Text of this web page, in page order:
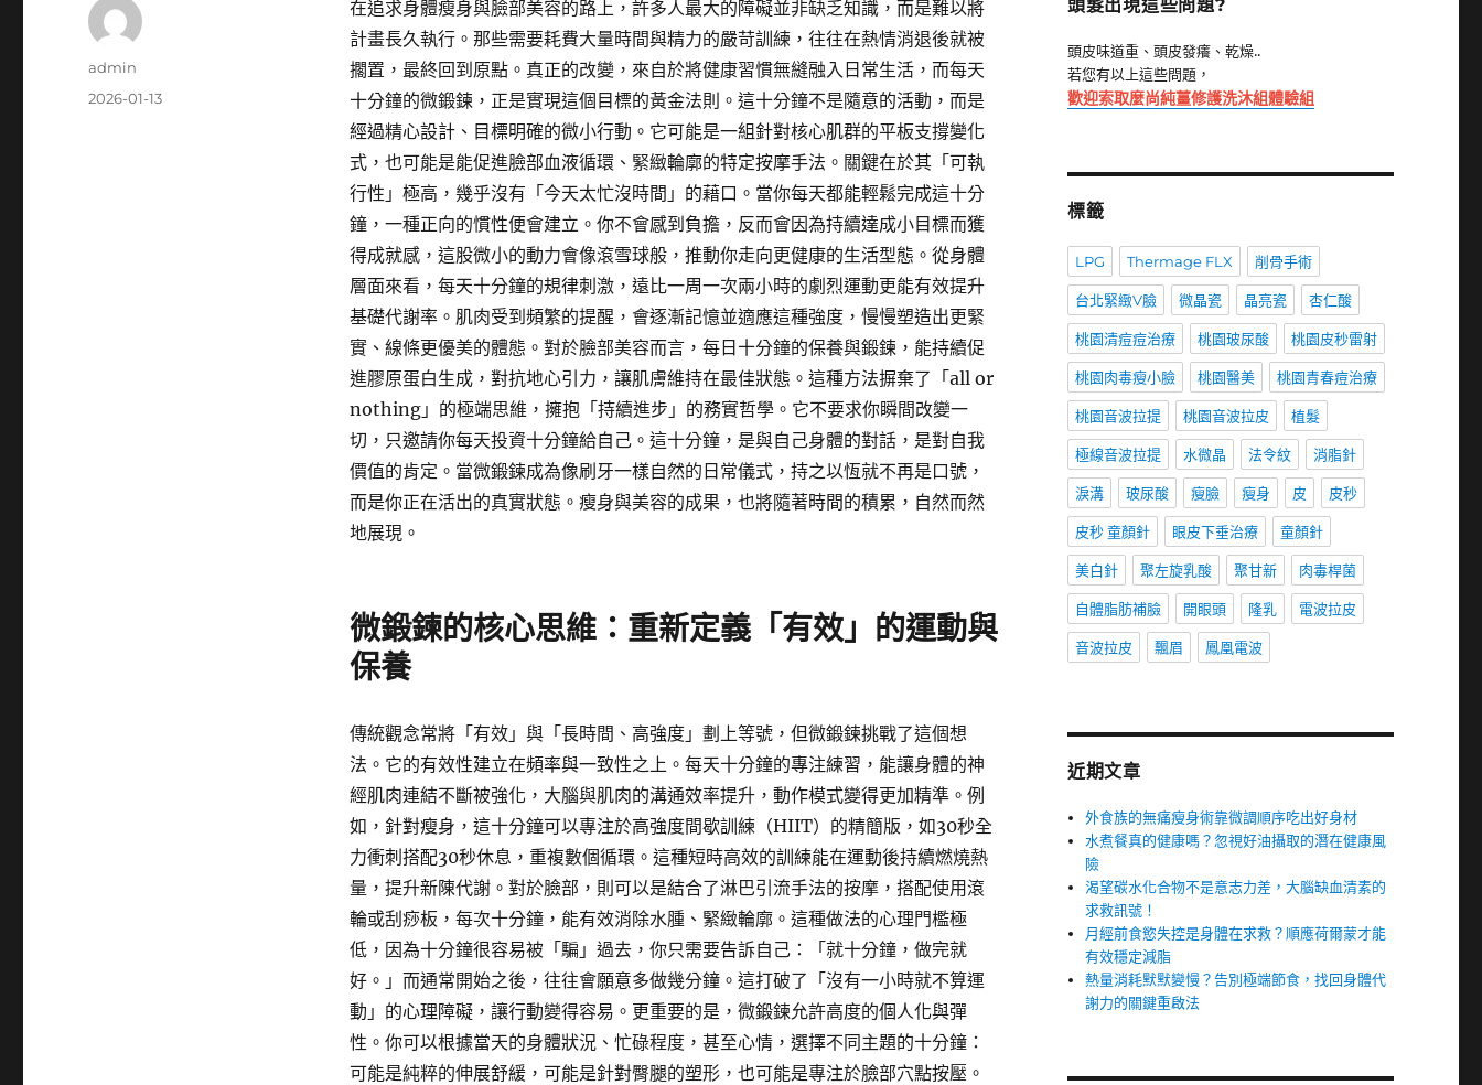
在追求身體瘦身與臉部美容的路上，許多人最大的障礙並非缺乏知識，而是難以將
計畫長久執行。那些需要耗費大量時間與精力的嚴苛訓練，往往在熱情消退後就被
擱置，最終回到原點。真正的改變，來自於將健康習慣無縫融入日常生活，而每天
十分鐘的微鍛鍊，正是實現這個目標的黃金法則。這十分鐘不是隨意的活動，而是
經過精心設計、目標明確的微小行動。它可能是一組針對核心肌群的平板支撐變化
式，也可能是能促進臉部血液循環、緊緻輪廓的特定按摩手法。關鍵在於其「可執
行性」極高，幾乎沒有「今天太忙沒時間」的藉口。當你每天都能輕鬆完成這十分
鐘，一種正向的慣性便會建立。你不會感到負擔，反而會因為持續達成小目標而獲
得成就感，這股微小的動力會像滾雪球般，推動你走向更健康的生活型態。從身體
層面來看，每天十分鐘的規律刺激，遠比一周一次兩小時的劇烈運動更能有效提升
基礎代謝率。肌肉受到頻繁的提醒，會逐漸記憶並適應這種強度，慢慢塑造出更緊
實、線條更優美的體態。對於臉部美容而言，每日十分鐘的保養與鍛鍊，能持續促
進膠原蛋白生成，對抗地心引力，讓肌膚維持在最佳狀態。這種方法摒棄了「all or
nothing」的極端思維，擁抱「持續進步」的務實哲學。它不要求你瞬間改變一
切，只邀請你每天投資十分鐘給自己。這十分鐘，是與自己身體的對話，是對自我
價值的肯定。當微鍛鍊成為像刷牙一樣自然的日常儀式，持之以恆就不再是口號，
而是你正在活出的真實狀態。瘦身與美容的成果，也將隨著時間的積累，自然而然
地展現。
微鍛鍊的核心思維：重新定義「有效」的運動與
保養
傳統觀念常將「有效」與「長時間、高強度」劃上等號，但微鍛鍊挑戰了這個想
法。它的有效性建立在頻率與一致性之上。每天十分鐘的專注練習，能讓身體的神
經肌肉連結不斷被強化，大腦與肌肉的溝通效率提升，動作模式變得更加精準。例
如，針對瘦身，這十分鐘可以專注於高強度間歇訓練（HIIT）的精簡版，如30秒全
力衝刺搭配30秒休息，重複數個循環。這種短時高效的訓練能在運動後持續燃燒熱
量，提升新陳代謝。對於臉部，則可以是結合了淋巴引流手法的按摩，搭配使用滾
輪或刮痧板，每次十分鐘，能有效消除水腫、緊緻輪廓。這種做法的心理門檻極
低，因為十分鐘很容易被「騙」過去，你只需要告訴自己：「就十分鐘，做完就
好。」而通常開始之後，往往會願意多做幾分鐘。這打破了「沒有一小時就不算運
動」的心理障礙，讓行動變得容易。更重要的是，微鍛鍊允許高度的個人化與彈
性。你可以根據當天的身體狀況、忙碌程度，甚至心情，選擇不同主題的十分鐘：
可能是純粹的伸展舒緩，可能是針對臀腿的塑形，也可能是專注於臉部穴點按壓。
作
admin
發
2026-01-13
頭髮出現這些問題?
頭皮味道重、頭皮發癢、乾燥..
若您有以上這些問題，
歡迎索取麼尚純薑修護洗沐組體驗組
標籤
LPG Thermage FLX 削骨手術
台北緊緻V臉 微晶瓷 晶亮瓷 杏仁酸
桃園清痘痘治療 桃園玻尿酸 桃園皮秒雷射
桃園肉毒瘦小臉 桃園醫美 桃園青春痘治療
桃園音波拉提 桃園音波拉皮 植髮
極線音波拉提 水微晶 法令紋 消脂針
淚溝 玻尿酸 瘦臉 瘦身 皮 皮秒
皮秒 童顏針 眼皮下垂治療 童顏針
美白針 聚左旋乳酸 聚甘新 肉毒桿菌
自體脂肪補臉 開眼頭 隆乳 電波拉皮
音波拉皮 飄眉 鳳凰電波
近期文章
外食族的無痛瘦身術靠微調順序吃出好身材
水煮餐真的健康嗎？忽視好油攝取的潛在健康風
險
渴望碳水化合物不是意志力差，大腦缺血清素的
求救訊號！
月經前食慾失控是身體在求救？順應荷爾蒙才能
有效穩定減脂
熱量消耗默默變慢？告別極端節食，找回身體代
謝力的關鍵重啟法